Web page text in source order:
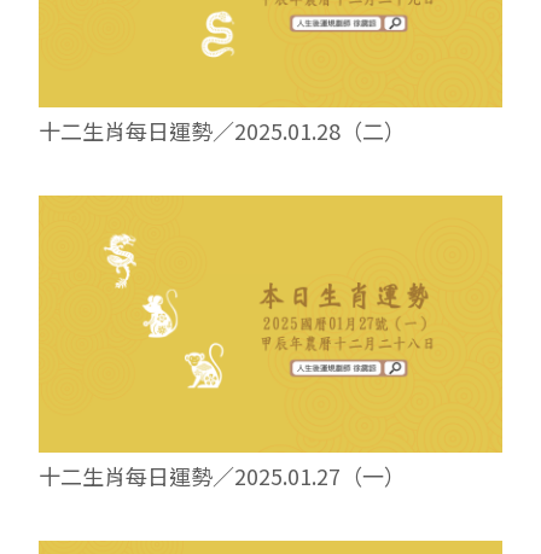
十二生肖每日運勢／2025.01.28（二）
十二生肖每日運勢／2025.01.27（一）